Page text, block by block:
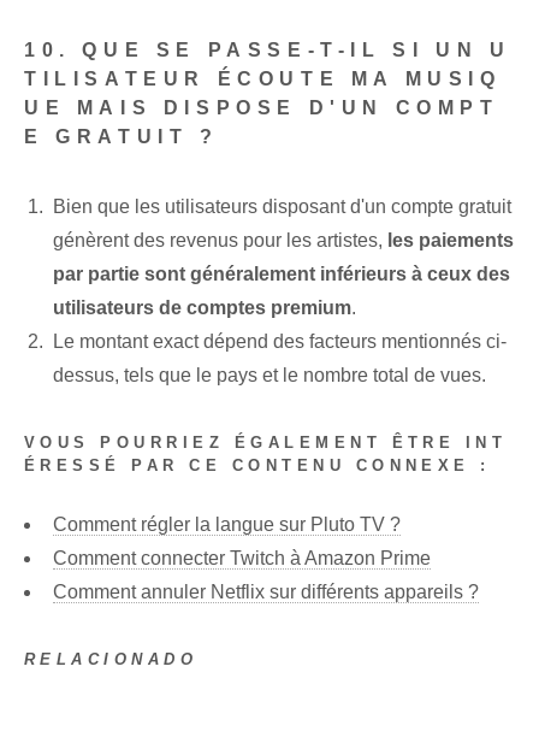
10. QUE SE PASSE-T-IL SI UN U
TILISATEUR ÉCOUTE MA MUSIQ
UE MAIS DISPOSE D'UN COMPT
E GRATUIT ?
Bien que les utilisateurs disposant d'un compte gratuit
génèrent des revenus pour les artistes, les paiements
par partie sont généralement inférieurs à ceux des
utilisateurs de comptes premium.
Le montant exact dépend des facteurs mentionnés ci-
dessus, tels que le pays et le nombre total de vues.
VOUS POURRIEZ ÉGALEMENT ÊTRE INT
ÉRESSÉ PAR CE CONTENU CONNEXE :
Comment régler la langue sur Pluto TV ?
Comment connecter Twitch à Amazon Prime
Comment annuler Netflix sur différents appareils ?
RELACIONADO